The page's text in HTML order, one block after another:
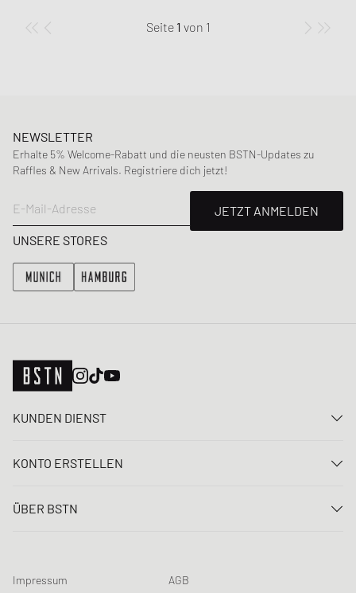
Seite 1 von 1
NEWSLETTER
Erhalte 5% Welcome-Rabatt und die neusten BSTN-Updates zu
Raffles & New Arrivals. Registriere dich jetzt!
E-Mail-Adresse
JETZT ANMELDEN
UNSERE STORES
KUNDEN DIENST
FAQ
KONTO ERSTELLEN
Registrieren
Newsletter-Registrierung
ÜBER BSTN
Chronicles
Impressum AGB